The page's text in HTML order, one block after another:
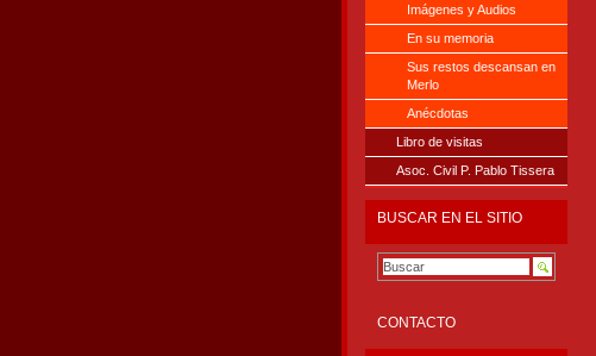
Imágenes y Audios
En su memoria
Sus restos descansan en
Merlo
Anécdotas
Libro de visitas
Asoc. Civil P. Pablo Tissera
BUSCAR EN EL SITIO
CONTACTO